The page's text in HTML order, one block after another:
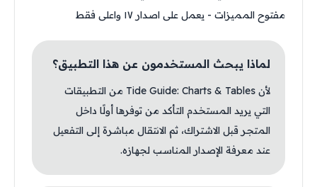
مفتوح المميزات - يعمل على اصدار ١٧ واعلى فقط
لماذا يبحث المستخدمون عن هذا التطبيق؟
لأن Tide Guide: Charts & Tables من التطبيقات
التي يريد المستخدم التأكد من توفرها أولًا داخل
المتجر قبل الاشتراك، ثم الانتقال مباشرة إلى التفعيل
عند معرفة الإصدار المناسب لجهازه.